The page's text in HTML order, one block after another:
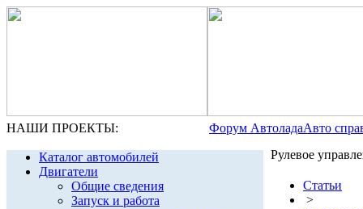
НАШИ ПРОЕКТЫ: Форум АвтоладаАвто
Каталог автомобилей
Двигатели
Общие сведения
Запуск и работа
Рулевое
Статьи
>